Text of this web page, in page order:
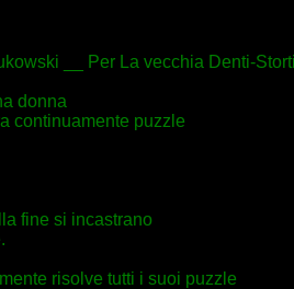
__ Per La vecchia Denti-
donna
continuamente puzzle
fine si incastrano
risolve tutti i suoi puzzle